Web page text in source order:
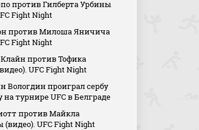
против Гилберта Урбины
Fight Night
против Милоша Яничича
Fight Night
против Тофика
UFC Fight Night
Вологдин проиграл сербу
турнире UFC в Белграде
против Майкла
UFC Fight Night